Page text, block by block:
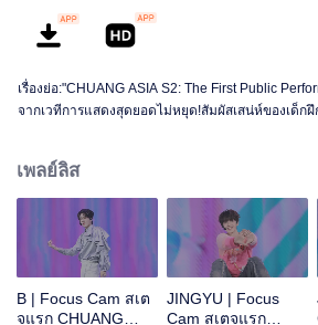
เรื่องย่อ:"CHUANG ASIA S2: The First Public
จากเวทีการแสดงสุดยอดไม่หยุด!สัมผัสเสน่ห์ของเด็กฝึ
เพลย์ลิส
B | Focus Cam สเต
จแรก CHUANG
JINGYU | Focus
Cam สเตจแรก